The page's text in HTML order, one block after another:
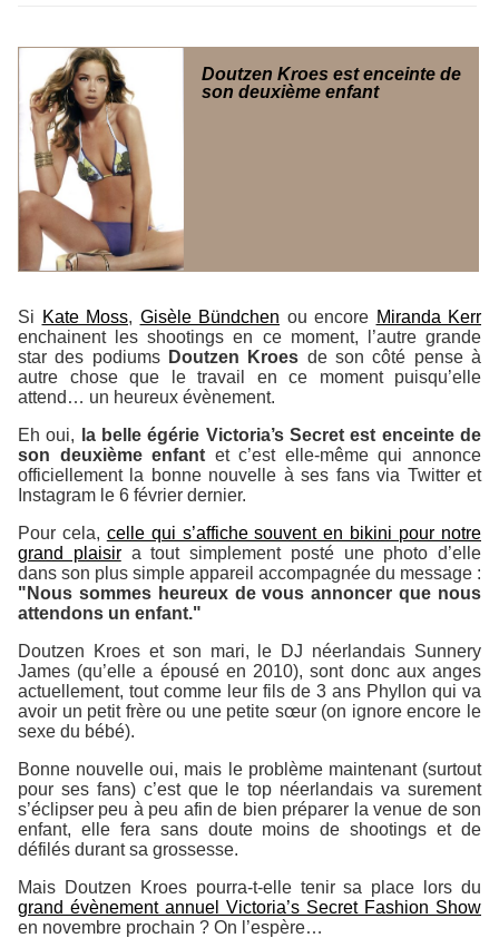
Doutzen Kroes est enceinte de
son deuxième enfant
Si Kate Moss, Gisèle Bündchen ou encore Miranda Kerr
enchainent les shootings en ce moment, l’autre grande
star des podiums Doutzen Kroes de son côté pense à
autre chose que le travail en ce moment puisqu’elle
attend… un heureux évènement.
Eh oui,
la belle égérie Victoria’s Secret est enceinte de
son deuxième enfant et c’est elle-même qui annonce
officiellement la bonne nouvelle à ses fans via Twitter et
Instagram le 6 février dernier.
Pour cela, celle qui s’affiche souvent en bikini pour notre
grand plaisira tout simplement posté une photo d’elle
dans son plus simple appareil accompagnée du message :
"Nous sommes heureux de vous annoncer que nous
attendons un enfant."
Doutzen Kroes et son mari, le DJ néerlandais Sunnery
James (qu’elle a épousé en 2010), sont donc aux anges
actuellement, tout comme leur fils de 3 ans Phyllon qui va
avoir un petit frère ou une petite sœur (on ignore encore le
sexe du bébé).
Bonne nouvelle oui, mais le problème maintenant (surtout
pour ses fans) c’est que le top néerlandais va surement
s’éclipser peu à peu afin de bien préparer la venue de son
enfant, elle fera sans doute moins de shootings et de
défilés durant sa grossesse.
Mais Doutzen Kroes pourra-t-elle tenir sa place lors du
grand évènement annuel Victoria’s Secret Fashion Show
en novembre prochain ? On l’espère…